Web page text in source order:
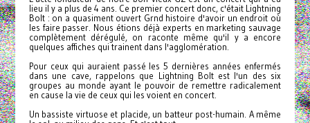
lieu il y a plus de 4 ans. Ce premier concert donc, c'était Lightning
Bolt : on a quasiment ouvert Grnd histoire d'avoir un endroit où
les faire passer. Nous étions déjà experts en marketing sauvage
complètement dérégulé, on raconte même qu'il y a encore
quelques affiches qui trainent dans l'agglomération.
Pour ceux qui auraient passé les 5 dernières années enfermés
dans une cave, rappelons que Lightning Bolt est l'un des six
groupes au monde ayant le pouvoir de remettre radicalement
en cause la vie de ceux qui les voient en concert.
Un bassiste virtuose et placide, un batteur post-humain. A même